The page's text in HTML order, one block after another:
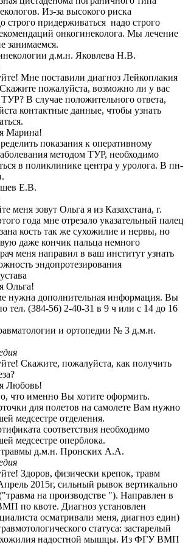
Из-за высокого риска
строго придерживаться надо строго
онкогинеколога. Мы лечение
занимаемся.
д.м.н. Яковлева Н.В.
Мне поставили диагноз Лейкоплакия
пожалуйста, возможно ли у вас
В случае положительного ответа,
контактные данные, чтобы узнать
Марина!
показания к оперативному
методом ТУР, необходимо
в поликлинике центра у уролога. В пн-
Е.В.
меня зовут Ольга я из Казахстана, г.
года мне отрезало указательный палец
кость так же сухожилие и нервы, но
даже кончик пальца немного
меня направил в ваш институт узнать
эндопротезирования
Ольга!
нужна дополнительная информация. Вы
тел. (384-56) 2-40-31 в 9 ч или с 14 до 16
и ортопедии № 3 д.м.н.
Скажите, пожалуйста, как получить
Любовь!
что именно Вы хотите оформить.
для полетов на самолете Вам нужно
медсестре отделения.
соответствия необходимо
медсестре оперблока.
д.м.н. Пронских А.А.
Здоров, физически крепок, травм
2015г, сильный рывок вертикально
на производстве "). Направлен в
по квоте. Диагноз установлен
осматривали меня, диагноз един)
статуса: застарелый
надостной мышцы. Из ФГУ ВМП